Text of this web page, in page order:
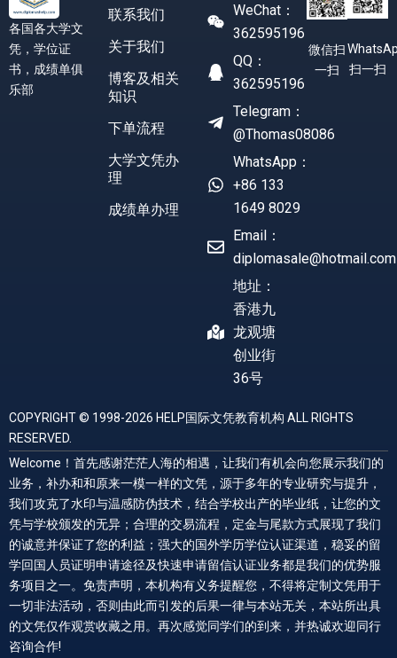
各国各大学文
凭，学位证
书，成绩单俱
乐部
联系我们
关于我们
博客及相关
知识
下单流程
大学文凭办
理
成绩单办理
WeChat：
362595196
QQ：
362595196
Telegram：
@Thomas08086
WhatsApp：
+86 133
1649 8029
Email：
diplomasale@hotmail.com
地址：
香港九
龙观塘
创业街
36号
微信扫
一扫
扫一扫
COPYRIGHT © 1998-2026 HELP国际文凭教育机构 ALL RIGHTS
RESERVED.
Welcome！首先感谢茫茫人海的相遇，让我们有机会向您展示我们的
业务，补办和和原来一模一样的文凭，源于多年的专业研究与提升，
我们攻克了水印与温感防伪技术，结合学校出产的毕业纸，让您的文
凭与学校颁发的无异；合理的交易流程，定金与尾款方式展现了我们
的诚意并保证了您的利益；强大的国外学历学位认证渠道，稳妥的留
学回国人员证明申请途径及快速申请留信认证业务都是我们的优势服
务项目之一。免责声明，本机构有义务提醒您，不得将定制文凭用于
一切非法活动，否则由此而引发的后果一律与本站无关，本站所出具
的文凭仅作观赏收藏之用。再次感觉同学们的到来，并热诚欢迎同行
咨询合作!